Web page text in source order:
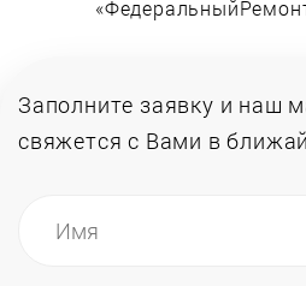
Заполните заявку и наш
свяжется с Вами в